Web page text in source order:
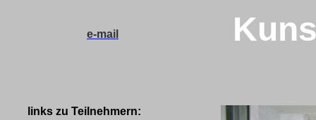
e-mail
links zu Teilnehmern: